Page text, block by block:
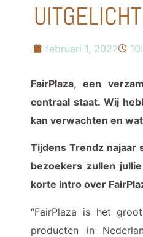
februari 1, 2022
FairPlaza, een
centraal staat. Wij
kan verwachten en
Tijdens Trendz najaar
bezoekers zullen
korte intro over
“FairPlaza is het
producten in